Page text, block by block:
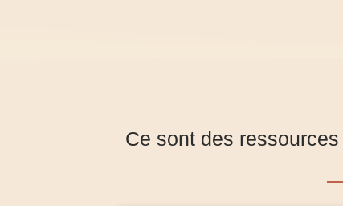
Ce sont des